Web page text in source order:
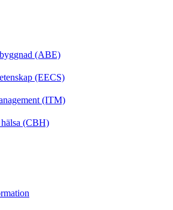
(ABE)
(EECS)
(ITM)
(CBH)